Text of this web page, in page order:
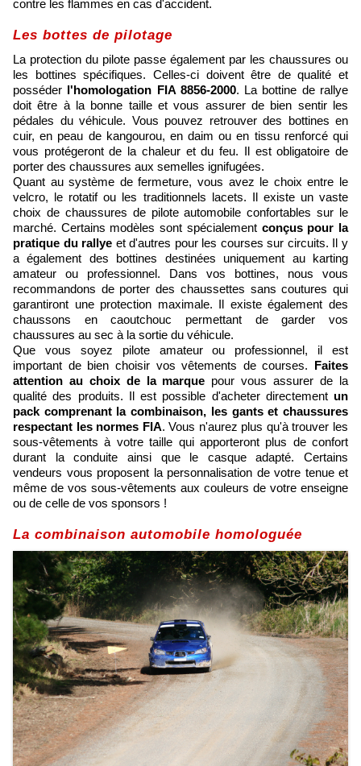
contre les flammes en cas d'accident.
Les bottes de pilotage
La protection du pilote passe également par les chaussures ou
les bottines spécifiques. Celles-ci doivent être de qualité et
posséder l'homologation FIA 8856-2000. La bottine de rallye
doit être à la bonne taille et vous assurer de bien sentir les
pédales du véhicule. Vous pouvez retrouver des bottines en
cuir, en peau de kangourou, en daim ou en tissu renforcé qui
vous protégeront de la chaleur et du feu. Il est obligatoire de
porter des chaussures aux semelles ignifugées.
Quant au système de fermeture, vous avez le choix entre le
velcro, le rotatif ou les traditionnels lacets. Il existe un vaste
choix de chaussures de pilote automobile confortables sur le
marché. Certains modèles sont spécialement conçus pour la
pratique du rallye et d'autres pour les courses sur circuits. Il y
a également des bottines destinées uniquement au karting
amateur ou professionnel. Dans vos bottines, nous vous
recommandons de porter des chaussettes sans coutures qui
garantiront une protection maximale. Il existe également des
chaussons en caoutchouc permettant de garder vos
chaussures au sec à la sortie du véhicule.
Que vous soyez pilote amateur ou professionnel, il est
important de bien choisir vos vêtements de courses. Faites
attention au choix de la marque pour vous assurer de la
qualité des produits. Il est possible d'acheter directement un
pack comprenant la combinaison, les gants et chaussures
respectant les normes FIA. Vous n'aurez plus qu'à trouver les
sous-vêtements à votre taille qui apporteront plus de confort
durant la conduite ainsi que le casque adapté. Certains
vendeurs vous proposent la personnalisation de votre tenue et
même de vos sous-vêtements aux couleurs de votre enseigne
ou de celle de vos sponsors !
La combinaison automobile homologuée